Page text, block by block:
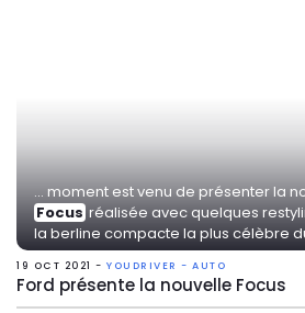
... moment est venu de présenter la
Focus réalisée avec quelques
la berline compacte la plus célèbre
19 OCT 2021 - YOUDRIVER - AUTO
Ford présente la nouvelle Focus